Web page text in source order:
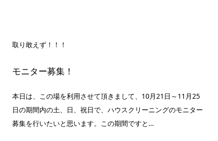
取り敢えず！！！
モニター募集！
本日は、この場を利用させて頂きまして、10月21日～11月25
日の期間内の土、日、祝日で、ハウスクリーニングのモニター
募集を行いたいと思います。この期間ですと…